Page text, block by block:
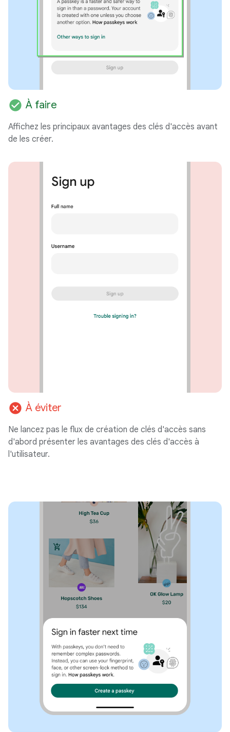
check_circle À faire
Affichez les principaux avantages des clés d'accès avant
de les créer.
cancel À éviter
Ne lancez pas le flux de création de clés d'accès sans
d'abord présenter les avantages des clés d'accès à
l'utilisateur.